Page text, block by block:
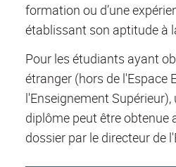
formation ou d’une
établissant son aptitude à
Pour les étudiants ayant
étranger (hors de l'Espace
l'Enseignement
diplôme peut être obtenue
dossier par le directeur de